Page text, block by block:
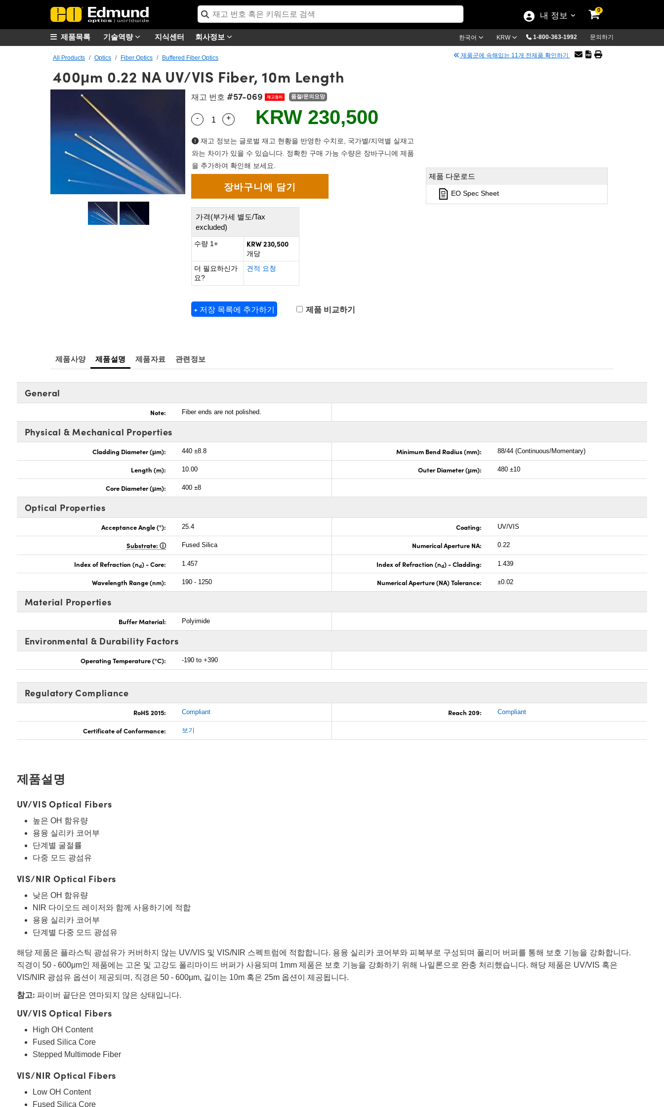
내 정보
0
기술역량 지식센터 회사정보 한국어 KRW 1-800-363-1992 문의하기
제품목록
All Products Optics Fiber Optics Buffered Fiber Optics 제품군에 속해있는 11개 전제품 확인하기
400μm 0.22 NA UV/VIS Fiber, 10m Length
재고 번호 #57-069 재고정리 품절/문의요망
Quantity Selector
- Use the plus and minus buttons to adjust the quantity.
+ KRW 230,500
재고 정보는 글로벌 재고 현황을 반영한 수치로, 국가별/지역별 실재고
와는 차이가 있을 수 있습니다. 정확한 구매 가능 수량은 장바구니에 제품
을 추가하여 확인해 보세요.
가격(부가세 별도/Tax
excluded)
수량 1+ KRW 230,500
개당
더 필요하신가
요?
견적 요청
+ 저장 목록에 추가하기 제품 비교하기
제품 다운로드
EO Spec Sheet
제품사양 제품설명 제품자료 관련정보
General
Note: Fiber ends are not polished.
Physical & Mechanical Properties
Cladding Diameter (μm): 440 ±8.8 Minimum Bend Radius (mm): 88/44 (Continuous/Momentary)
Length (m): 10.00 Outer Diameter (μm): 480 ±10
Core Diameter (μm): 400 ±8
Optical Properties
Acceptance Angle (°): 25.4 Coating: UV/VIS
Substrate: Fused Silica Numerical Aperture NA: 0.22
Index of Refraction (nd) - Core: 1.457 Index of Refraction (nd) - Cladding: 1.439
Wavelength Range (nm): 190 - 1250 Numerical Aperture (NA) Tolerance: ±0.02
Material Properties
Buffer Material: Polyimide
Environmental & Durability Factors
Operating Temperature (°C): -190 to +390
Regulatory Compliance
RoHS 2015: Compliant Reach 209: Compliant
Certificate of Conformance: 보기
제품설명
UV/VIS Optical Fibers
높은 OH 함유량
용융 실리카 코어부
단계별 굴절률
다중 모드 광섬유
VIS/NIR Optical Fibers
낮은 OH 함유량
NIR 다이오드 레이저와 함께 사용하기에 적합
용융 실리카 코어부
단계별 다중 모드 광섬유
해당 제품은 플라스틱 광섬유가 커버하지 않는 UV/VIS 및 VIS/NIR 스펙트럼에 적합합니다. 용융 실리카 코어부와 피복부로 구성되며 폴리머 버퍼를 통해 보호 기능을 강화합니다.
직경이 50 - 600μm인 제품에는 고온 및 고강도 폴리마이드 버퍼가 사용되며 1mm 제품은 보호 기능을 강화하기 위해 나일론으로 완충 처리했습니다. 해당 제품은 UV/VIS 혹은
VIS/NIR 광섬유 옵션이 제공되며, 직경은 50 - 600μm, 길이는 10m 혹은 25m 옵션이 제공됩니다.
참고: 파이버 끝단은 연마되지 않은 상태입니다.
UV/VIS Optical Fibers
High OH Content
Fused Silica Core
Stepped Multimode Fiber
VIS/NIR Optical Fibers
Low OH Content
Fused Silica Core